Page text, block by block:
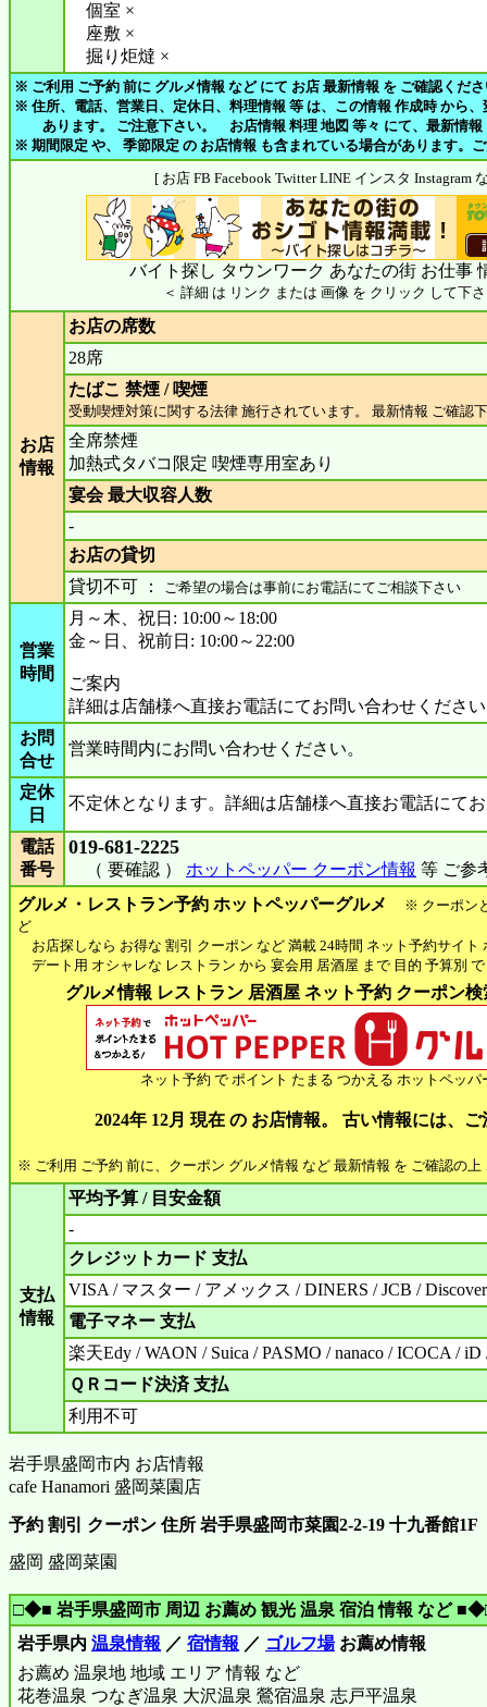
個室 ×
座敷 ×
掘り炬燵 ×
※ ご利用 ご予約 前に グルメ情報 など にて お店 最新情報 を ご確認くだ
※ 住所、電話、営業日、定休日、料理情報 等 は、この情報 作成時 から
あります。 ご注意下さい。 お店情報 料理 地図 等々 にて、最新情報
※ 期間限定 や、 季節限定 の お店情報 も含まれている場合があります。
[ お店 FB Facebook Twitter LINE インスタ Instagram
バイト探し タウンワーク あなたの街 お仕事
＜ 詳細 は リンク または 画像 を クリック して下
お店
情報
お店の席数
28席
たばこ 禁煙 / 喫煙
受動喫煙対策に関する法律 施行されています。 最新情報 ご確認
全席禁煙
加熱式タバコ限定 喫煙専用室あり
宴会 最大収容人数
-
お店の貸切
貸切不可 ：
ご希望の場合は事前にお電話にてご相談下さい
営業
時間
月～木、祝日: 10:00～18:00
金～日、祝前日: 10:00～22:00
ご案内
詳細は店舗様へ直接お電話にてお問い合わせくださ
お問
合せ
営業時間内にお問い合わせください。
定休
日
不定休となります。詳細は店舗様へ直接お電話にて
電話
番号
019-681-2225
（ 要確認 ） ホットペッパー クーポン情報 等 ご参
グルメ・レストラン予約 ホットペッパーグルメ
※ クーポン
ど
お店探しなら お得な 割引 クーポン など 満載 24時間 ネット予約サイト
デート用 オシャレな レストラン から 宴会用 居酒屋 まで 目的 予算別
グルメ情報 レストラン 居酒屋 ネット予約 クーポン
ネット予約 で ポイント たまる つかえる ホットペッパ
2024年 12月 現在 の お店情報。 古い情報には、
※ ご利用 ご予約 前に、クーポン グルメ情報 など 最新情報 を ご確認の上
支払
情報
平均予算 / 目安金額
-
クレジットカード 支払
VISA / マスター / アメックス / DINERS / JCB / Discover
電子マネー 支払
楽天Edy / WAON / Suica / PASMO / nanaco / ICOCA / iD
ＱＲコード決済 支払
利用不可
岩手県盛岡市内 お店情報
cafe Hanamori 盛岡菜園店
予約 割引 クーポン 住所 岩手県盛岡市菜園2-2-19 十九番館1F
盛岡 盛岡菜園
□◆■ 岩手県盛岡市 周辺 お薦め 観光 温泉 宿泊 情報 など
岩手県内 温泉情報 ／ 宿情報 ／ ゴルフ場お薦め情報
お薦め 温泉地 地域 エリア 情報 など
花巻温泉 つなぎ温泉 大沢温泉 鶯宿温泉 志戸平温泉